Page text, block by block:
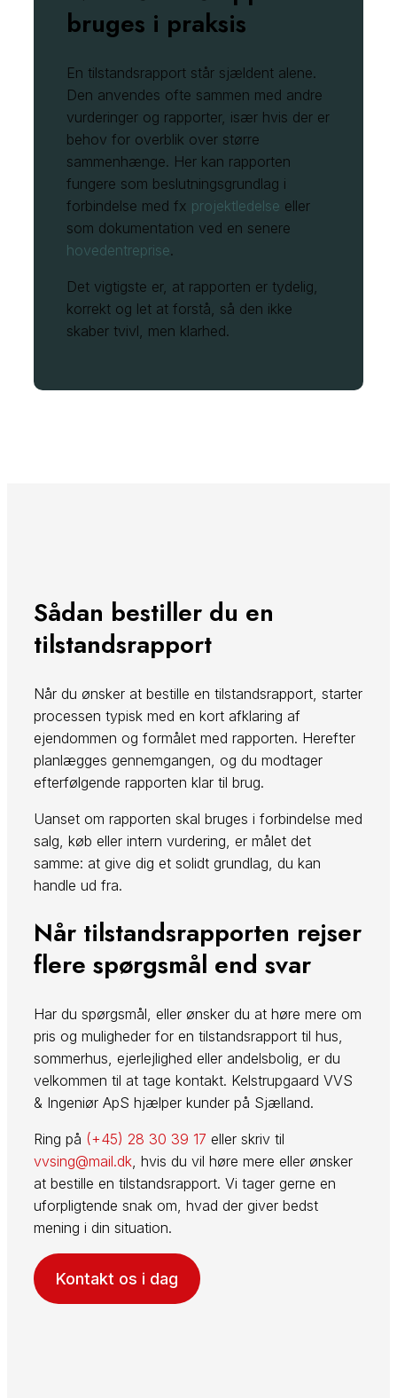
bruges i praksis
En tilstandsrapport står sjældent alene.
Den anvendes ofte sammen med andre
vurderinger og rapporter, især hvis der er
behov for overblik over større
sammenhænge. Her kan rapporten
fungere som beslutningsgrundlag i
forbindelse med fx projektledelse eller
som dokumentation ved en senere
hovedentreprise.
Det vigtigste er, at rapporten er tydelig,
korrekt og let at forstå, så den ikke
skaber tvivl, men klarhed.
Sådan bestiller du en
tilstandsrapport
Når du ønsker at bestille en tilstandsrapport, starter
processen typisk med en kort afklaring af
ejendommen og formålet med rapporten. Herefter
planlægges gennemgangen, og du modtager
efterfølgende rapporten klar til brug.
Uanset om rapporten skal bruges i forbindelse med
salg, køb eller intern vurdering, er målet det
samme: at give dig et solidt grundlag, du kan
handle ud fra.
Når tilstandsrapporten rejser
flere spørgsmål end svar
Har du spørgsmål, eller ønsker du at høre mere om
pris og muligheder for en tilstandsrapport til hus,
sommerhus, ejerlejlighed eller andelsbolig, er du
velkommen til at tage kontakt. Kelstrupgaard VVS
& Ingeniør ApS hjælper kunder på Sjælland.
Ring på (+45) 28 30 39 17 eller skriv til
vvsing@mail.dk, hvis du vil høre mere eller ønsker
at bestille en tilstandsrapport. Vi tager gerne en
uforpligtende snak om, hvad der giver bedst
mening i din situation.
Kontakt os i dag